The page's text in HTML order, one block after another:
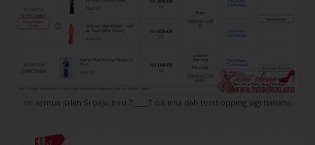
Ini semua salah Si baju biru T____T cik irna dah tershopping lagi hahaha